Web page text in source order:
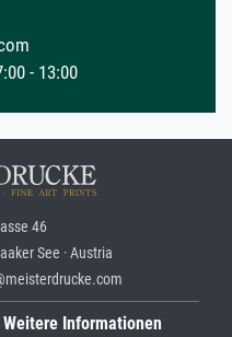
- 13:00
46
See · Austria
Weitere Informationen